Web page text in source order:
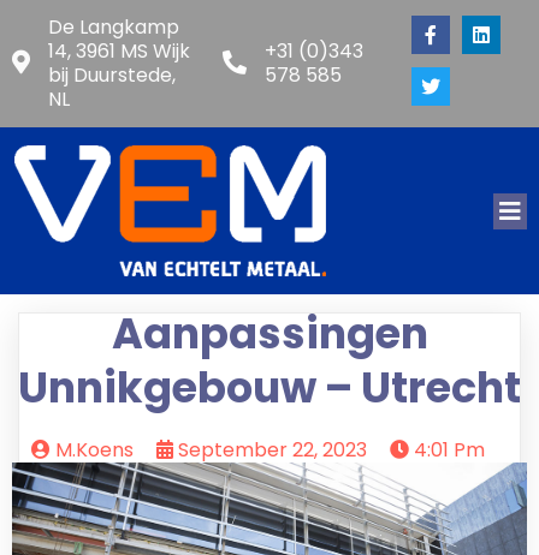
De Langkamp
14, 3961 MS Wijk
bij Duurstede,
NL
+31 (0)343
578 585
Aanpassingen
Unnikgebouw – Utrecht
M.koens September 22, 2023 4:01 Pm